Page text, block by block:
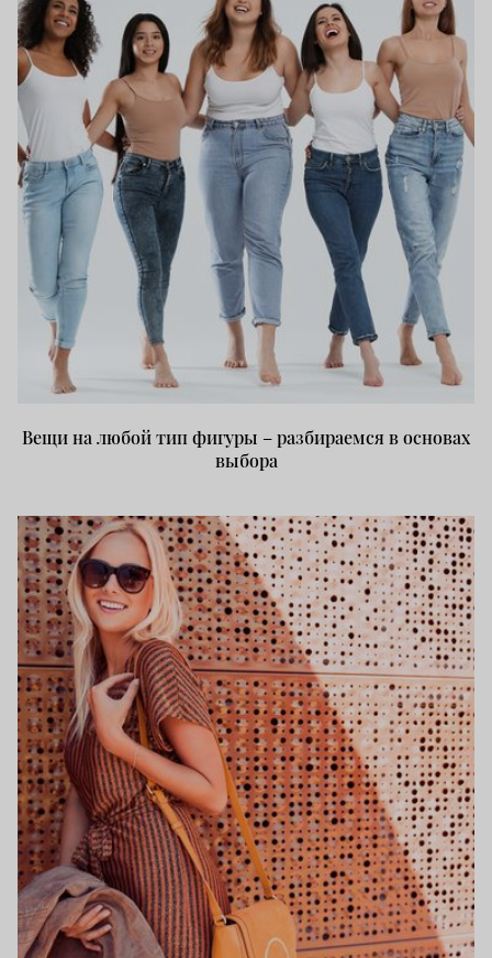
Вещи на любой тип фигуры – разбираемся в основах
выбора